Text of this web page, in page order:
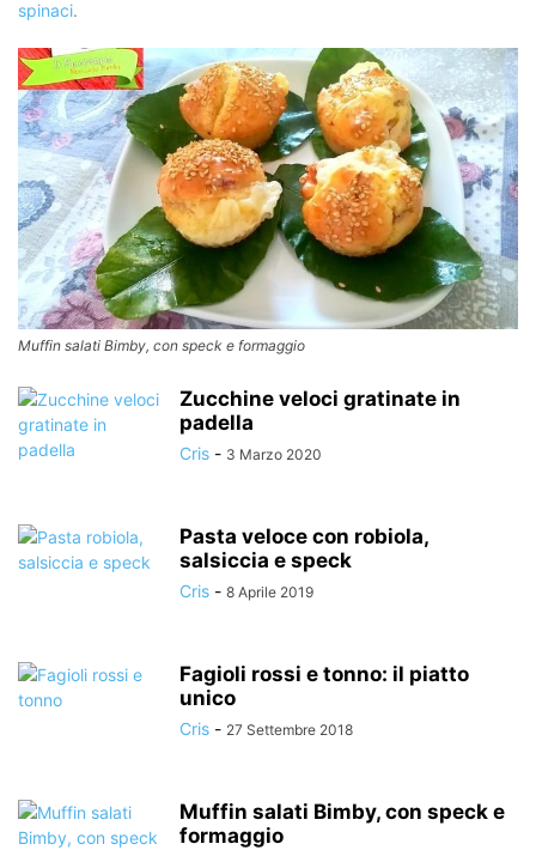
spinaci.
Muffin salati Bimby, con speck e formaggio
Zucchine veloci gratinate in
padella
Cris - 3 Marzo 2020
Pasta veloce con robiola,
salsiccia e speck
Cris - 8 Aprile 2019
Fagioli rossi e tonno: il piatto
unico
Cris - 27 Settembre 2018
Muffin salati Bimby, con speck e
formaggio